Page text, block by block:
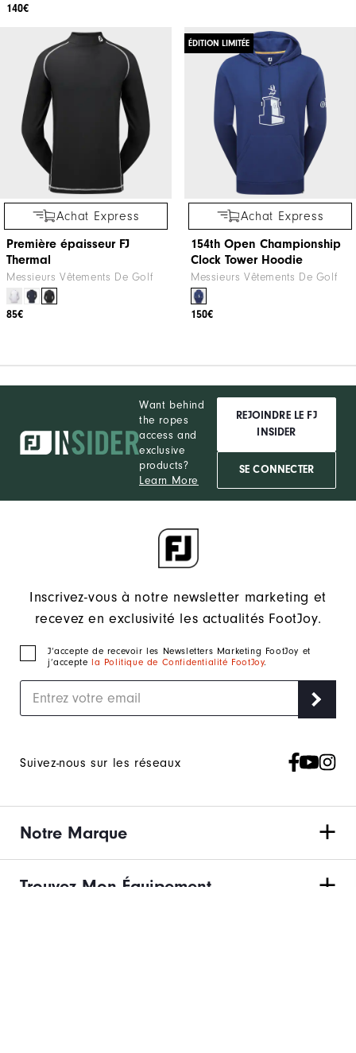
140€
Achat Express
Première épaisseur FJ
Thermal
Messieurs Vêtements De Golf
85€
ÉDITION LIMITÉE
Achat Express
154th Open Championship
Clock Tower Hoodie
Messieurs Vêtements De Golf
150€
Want behind
the ropes
access and
exclusive
products?
Learn More
REJOINDRE LE FJ
INSIDER
SE CONNECTER
Inscrivez-vous à notre newsletter marketing et
recevez en exclusivité les actualités FootJoy.
J‘accepte de recevoir les Newsletters Marketing FootJoy et
j’accepte la Politique de Confidentialité FootJoy.
Suivez-nous sur les réseaux
Notre Marque
Trouvez Mon Équipement